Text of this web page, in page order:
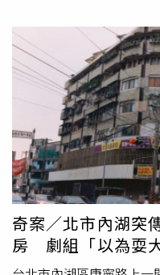
奇案／北市內湖突
房 劇組「以為耍